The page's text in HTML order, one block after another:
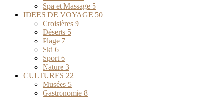
Spa et Massage 5
IDEES DE VOYAGE 50
Croisières 9
Déserts 5
Plage 7
Ski 6
Sport 6
Nature 3
CULTURES 22
Musées 5
Gastronomie 8